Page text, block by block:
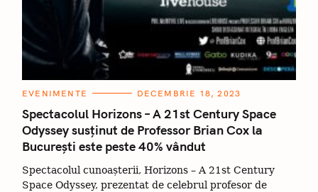
C
T
E
G
R
I
EVENIMENTE DECEMBRIE 18, 2023
Spectacolul Horizons – A 21st Century Space
Odyssey susținut de Professor Brian Cox la
București este peste 40% vândut
Spectacolul cunoașterii, Horizons – A 21st Century
Space Odyssey, prezentat de celebrul profesor de